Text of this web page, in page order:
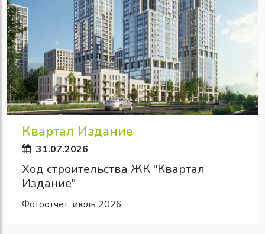
Квартал Издание
31.07.2026
Ход строительства ЖК "Квартал
Издание"
Фотоотчет, июль 2026